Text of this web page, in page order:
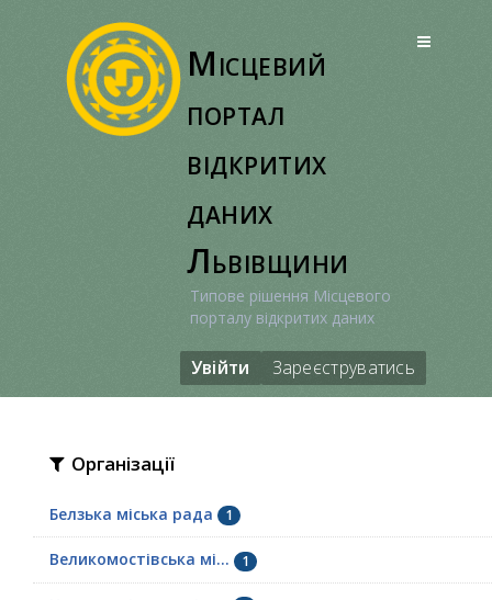
Місцевий
портал
відкритих
даних
Львівщини
Типове рішення Місцевого
порталу відкритих даних
Увійти Зареєструватись
Організації
Белзька міська рада 1
Великомостівська мі... 1